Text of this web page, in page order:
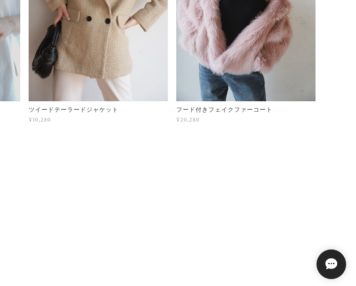
ツイードテーラードジャケット
¥10,280
フード付きフェイクファーコート
¥20,280